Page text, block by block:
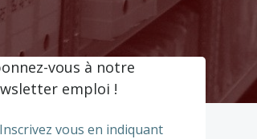
vous à notre
emploi !
Inscrivez vous en indiquant